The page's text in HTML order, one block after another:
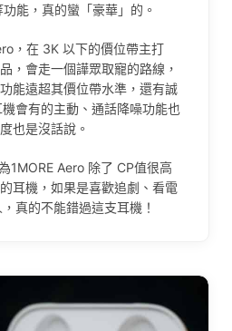
能，真的蠻「豪華」的。
，在 3K 以下的價位帶主打
，會走一個譁眾取寵的路線，
能遠超其價位帶水準，還有誠
會有的主動、通話降噪功能也
也是沒話說。
1MORE Aero 除了 CP值很高
耳機，如果是喜歡追劇、看電
真的不能錯過這支耳機！